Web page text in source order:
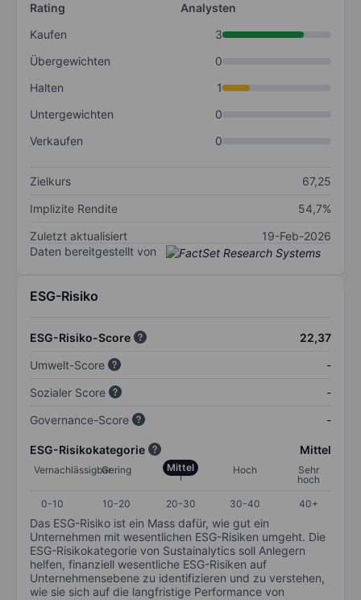
Rating
Analysten
Kaufen
3
Übergewichten
0
Halten
1
Untergewichten
0
Verkaufen
0
Zielkurs
67,25
Implizite Rendite
54,7%
Zuletzt aktualisiert
19-Feb-2026
Daten bereitgestellt von
ESG-Risiko
ESG-Risiko-Score
22,37
Umwelt-Score
-
Sozialer Score
-
Governance-Score
-
ESG-Risikokategorie Mittel
VernachlässigbarGering Mittel Hoch
Sehr
hoch
0-10
10-20 20-30 30-40 40+
Das ESG-Risiko ist ein Mass dafür, wie gut ein
Unternehmen mit wesentlichen ESG-Risiken umgeht. Die
ESG-Risikokategorie von Sustainalytics soll Anlegern
helfen, finanziell wesentliche ESG-Risiken auf
Unternehmensebene zu identifizieren und zu verstehen,
wie sie sich auf die langfristige Performance von